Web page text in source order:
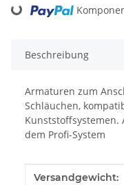
Loading...
Beschreibung
Armaturen zum
Schläuchen,
Kunststoffsystemen.
dem Profi-System
Produkteigenschaft
Wert
Versandgewicht: